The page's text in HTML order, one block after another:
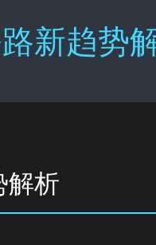
新趋势
解析